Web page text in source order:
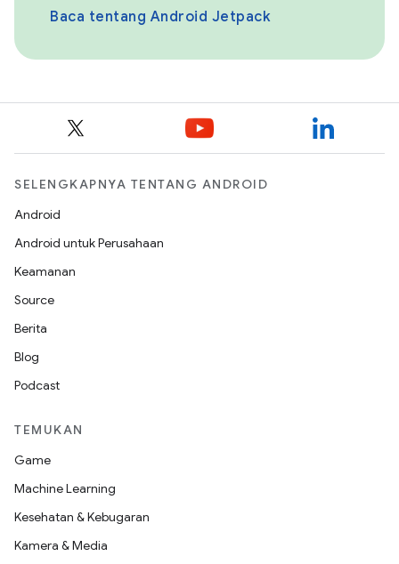
Baca tentang Android Jetpack
SELENGKAPNYA TENTANG ANDROID
Android
Android untuk Perusahaan
Keamanan
Source
Berita
Blog
Podcast
TEMUKAN
Game
Machine Learning
Kesehatan & Kebugaran
Kamera & Media